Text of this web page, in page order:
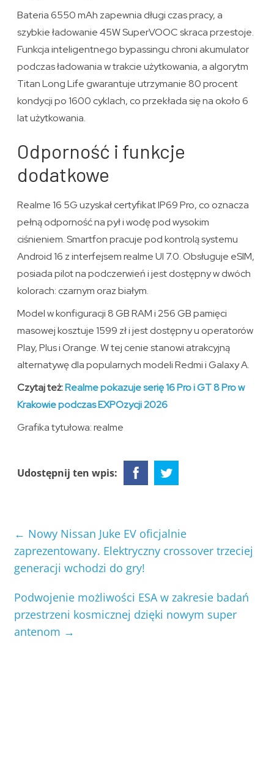
Bateria 6550 mAh zapewnia długi czas pracy, a
szybkie ładowanie 45W SuperVOOC skraca przestoje.
Funkcja inteligentnego bypassingu chroni akumulator
podczas ładowania w trakcie użytkowania, a algorytm
Titan Long Life gwarantuje utrzymanie 80 procent
kondycji po 1600 cyklach, co przekłada się na około 6
lat użytkowania.
Odporność i funkcje
dodatkowe
Realme 16 5G uzyskał certyfikat IP69 Pro, co oznacza
pełną odporność na pył i wodę pod wysokim
ciśnieniem. Smartfon pracuje pod kontrolą systemu
Android 16 z interfejsem realme UI 7.0. Obsługuje eSIM,
posiada pilot na podczerwień i jest dostępny w dwóch
kolorach: czarnym oraz białym.
Model w konfiguracji 8 GB RAM i 256 GB pamięci
masowej kosztuje 1599 zł i jest dostępny u operatorów
Play, Plus i Orange. W tej cenie stanowi atrakcyjną
alternatywę dla popularnych modeli Redmi i Galaxy A.
Czytaj też:Realme pokazuje serię 16 Pro i GT 8 Pro w
Krakowie podczas EXPOzycji 2026
Grafika tytułowa: realme
Udostępnij ten wpis:
← Nowy Nissan Juke EV oficjalnie
zaprezentowany. Elektryczny crossover trzeciej
generacji wchodzi do gry!
Podwojenie możliwości ESA w zakresie badań
przestrzeni kosmicznej dzięki nowym super
antenom →